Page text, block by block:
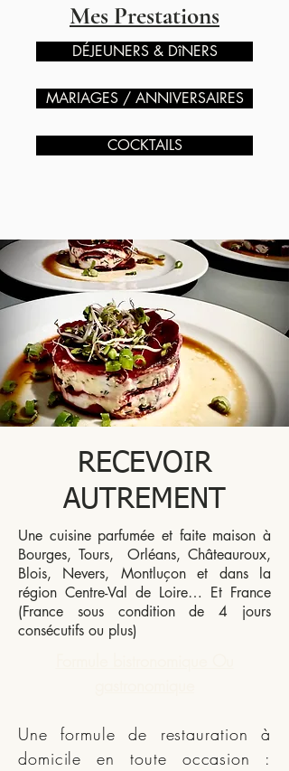
Mes Prestations
DÉJEUNERS & DîNERS
MARIAGES / ANNIVERSAIRES
COCKTAILS
RECEVOIR
AUTREMENT
Une cuisine parfumée et faite maison à
Bourges, Tours, Orléans, Châteauroux,
Blois, Nevers, Montluçon et dans la
région Centre-Val de Loire… Et France
(France sous condition de 4 jours
consécutifs ou plus)
Une formule de restauration à
domicile en toute occasion :